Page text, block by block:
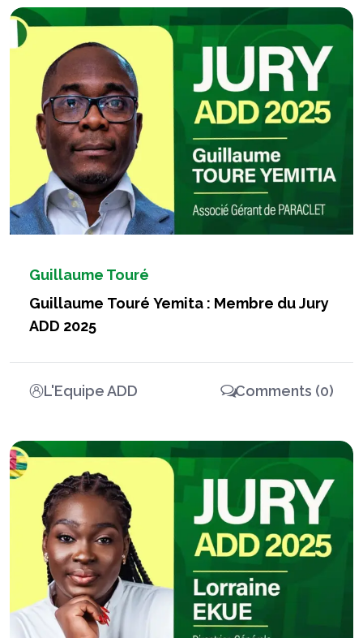
Guillaume Touré
Guillaume Touré Yemita : Membre du Jury
ADD 2025
L'Equipe ADD Comments (0)